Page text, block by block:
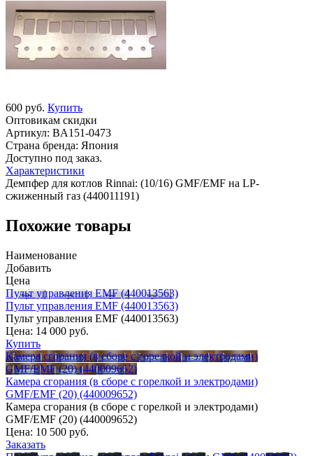
600 руб. Купить
Оптовикам скидки
Артикул: BA151-0473
Страна бренда: Япония
Доступно под заказ.
Характеристики
Демпфер для котлов Rinnai: (10/16) GMF/EMF на LP-
сжиженный газ (440011191)
Похожие товары
Наименование
Добавить
Цена
Пульт управления EMF (440013563)
Пульт управления EMF (440013563)
Пульт управления EMF (440013563)
Цена: 14 000 руб.
Купить
Камера сгорания (в сборе с горелкой и электродами)
GMF/EMF (20) (440009652)
Камера сгорания (в сборе с горелкой и электродами)
GMF/EMF (20) (440009652)
Камера сгорания (в сборе с горелкой и электродами)
GMF/EMF (20) (440009652)
Цена: 10 500 руб.
Заказать